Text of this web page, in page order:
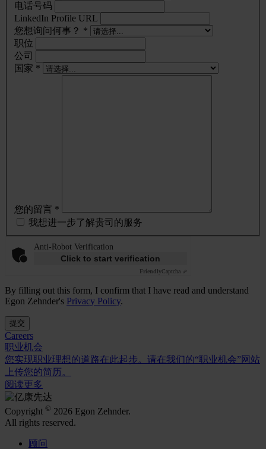
电话号码
LinkedIn Profile URL
您想询问何事？ *
职位
公司
国家 *
您的留言 *
我想进一步了解贵司的服务
Anti-Robot Verification
Click to start verification
FriendlyCaptcha ⇗
By filling out this form, I confirm that I have read and understand
Egon Zehnder's Privacy Policy.
提交
Careers
职业机会
您实现职业理想的道路在此起步。请在我们的“职业机会”网站
上传您的简历。
阅读更多
Copyright © 2026 Egon Zehnder.
All rights reserved.
顾问